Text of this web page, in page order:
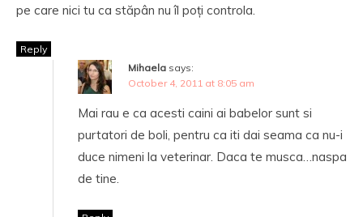
pe care nici tu ca stăpân nu îl poți controla.
Reply
Mihaela says:
October 4, 2011 at 8:05 am
Mai rau e ca acesti caini ai babelor sunt si
purtatori de boli, pentru ca iti dai seama ca nu-i
duce nimeni la veterinar. Daca te musca…naspa
de tine.